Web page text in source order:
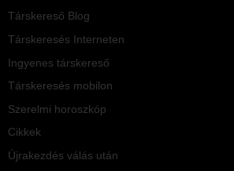
Társkereső Blog
Társkeresés Interneten
Ingyenes társkereső
Társkeresés mobilon
Szerelmi horoszkóp
Cikkek
Újrakezdés válás után